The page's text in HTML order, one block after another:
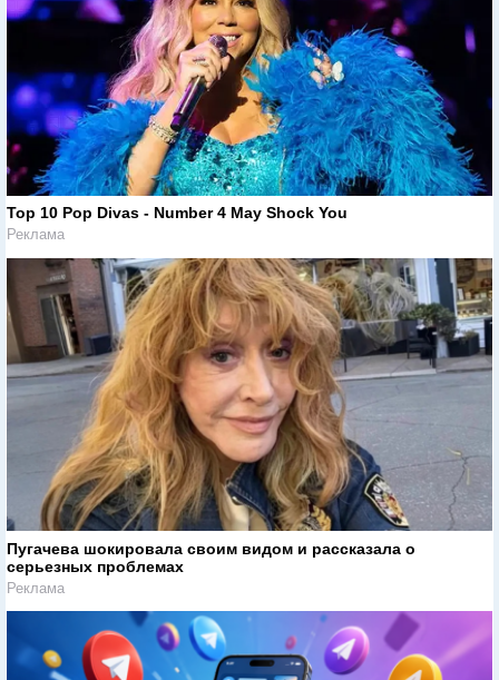
Top 10 Pop Divas - Number 4 May Shock You
Реклама
Пугачева шокировала своим видом и рассказала о
серьезных проблемах
Реклама